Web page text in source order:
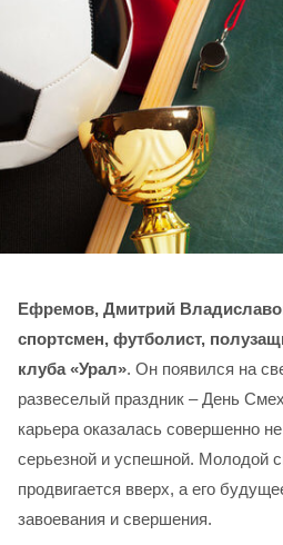
Ефремов, Дмитрий
спортсмен, футболист,
клуба «Урал». Он появился на
развеселый праздник – День
карьера оказалась совершенно
серьезной и успешной. Молодой
продвигается вверх, а его
завоевания и свершения.